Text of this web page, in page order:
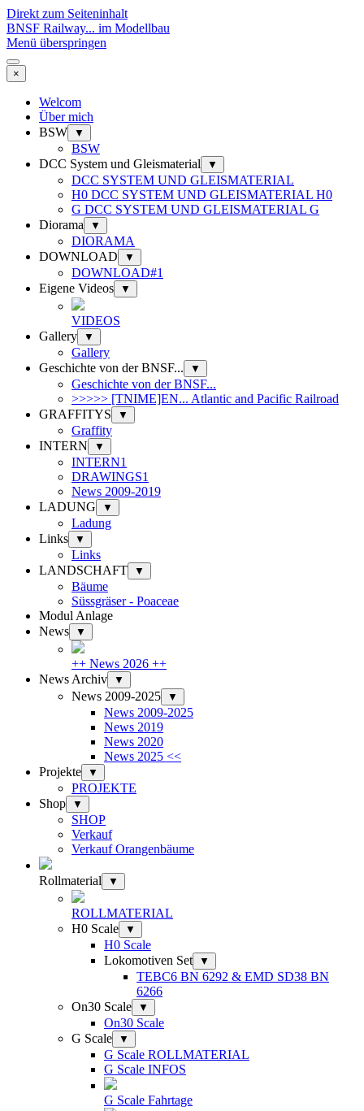
Direkt zum Seiteninhalt
BNSF Railway... im Modellbau
Menü überspringen
×
Welcom
Über mich
BSW
▼
BSW
DCC System und Gleismaterial
▼
DCC SYSTEM UND GLEISMATERIAL
H0 DCC SYSTEM UND GLEISMATERIAL H0
G DCC SYSTEM UND GLEISMATERIAL G
Diorama
▼
DIORAMA
DOWNLOAD
▼
DOWNLOAD#1
Eigene Videos
▼
VIDEOS
Gallery
▼
Gallery
Geschichte von der BNSF...
▼
Geschichte von der BNSF...
>>>>> [TNIME]EN... Atlantic and Pacific Railroad
GRAFFITYS
▼
Graffity
INTERN
▼
INTERN1
DRAWINGS1
News 2009-2019
LADUNG
▼
Ladung
Links
▼
Links
LANDSCHAFT
▼
Bäume
Süssgräser - Poaceae
Modul Anlage
News
▼
++ News 2026 ++
News Archiv
▼
News 2009-2025 ▼
News 2009-2025
News 2019
News 2020
News 2025 <<
Projekte
▼
PROJEKTE
Shop
▼
SHOP
Verkauf
Verkauf Orangenbäume
Rollmaterial ▼
ROLLMATERIAL
H0 Scale
▼
H0 Scale
Lokomotiven Set
▼
TEBC6 BN 6292 & EMD SD38 BN
6266
On30 Scale
▼
On30 Scale
G Scale
▼
G Scale ROLLMATERIAL
G Scale INFOS
G Scale Fahrtage